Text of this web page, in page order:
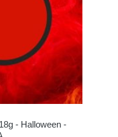
- Halloween -